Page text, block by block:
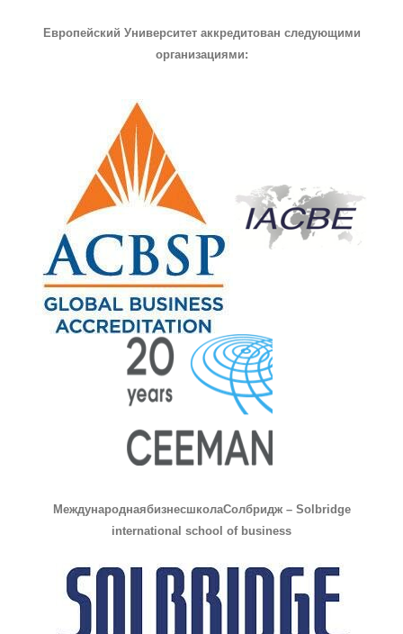
Европейский Университет аккредитован следующими
организациями:
МеждународнаябизнесшколаСолбридж – Solbridge
international school of business